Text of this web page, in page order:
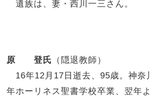
遺族は、妻・西川一三さん。
原 登氏
（隠退教師）
16年12月17日逝去、95歳。神奈
年ホーリネス聖書学校卒業、翌年